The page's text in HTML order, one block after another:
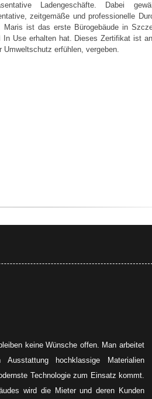
Ladengeschäfte. Dabei
zeitgemäße und professionelle
Maris ist das erste Bürogebäude in
In Use erhalten hat. Dieses Zertifikat ist
Umweltschutz erfühlen, vergeben.
keine Wünsche offen. Man arbeitet
hochklassige Materialien
Technologie zum Einsatz kommt.
wird die Mieter und deren Kunden